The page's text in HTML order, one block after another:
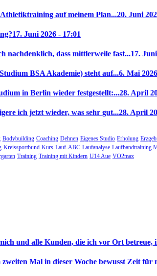
auf meinem Plan...20. Juni
17. Juni 2026 - 17:01
nachdenklich, dass mittlerweile fast...17.
BSA Akademie) steht auf...6. Mai
in Berlin wieder festgestellt:...28. April
ich jetzt wieder, was sehr gut...28. April
Bodybuilding Coaching Dehnen Eigenes Studio Erholung
Kreissportbund Kurs Lauf-ABC Laufanalyse Laufbandtraining
Training Training mit Kindern U14 Aue VO2max
und alle Kunden, die ich vor Ort
Mal in dieser Woche bewusst Zeit